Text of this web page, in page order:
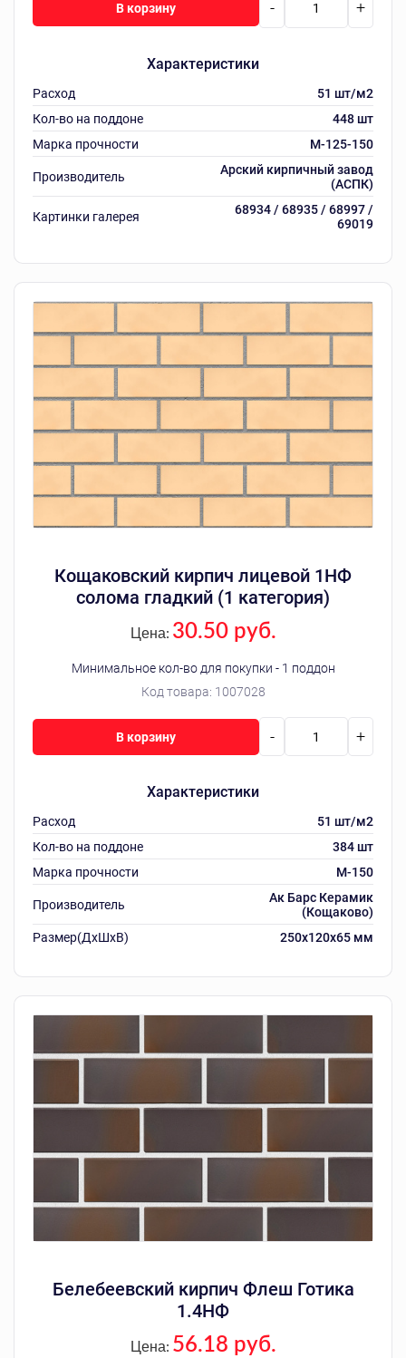
Характеристики
Расход
51 шт/м2
Кол-во на поддоне
448 шт
Марка прочности
M-125-150
Производитель
Арский кирпичный завод
(АСПК)
Картинки галерея
68934 / 68935 / 68997 /
69019
- +
В корзину
Кощаковский кирпич лицевой 1НФ
солома гладкий (1 категория)
Код товара: 1007028
Цена: 30.50 руб.
Минимальное кол-во для покупки - 1 поддон
Характеристики
Расход
51 шт/м2
Кол-во на поддоне
384 шт
Марка прочности
M-150
Производитель
Ак Барс Керамик
(Кощаково)
Размер(ДхШхВ)
250х120х65 мм
- +
В корзину
Белебеевский кирпич Флеш Готика
1.4НФ
Цена: 56.18 руб.